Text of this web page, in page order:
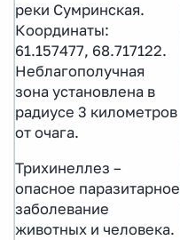
реки Сумринская.
Координаты:
61.157477, 68.717122.
Неблагополучная
зона установлена в
радиусе 3 километров
от очага.
Трихинеллез –
опасное паразитарное
заболевание
животных и человека.